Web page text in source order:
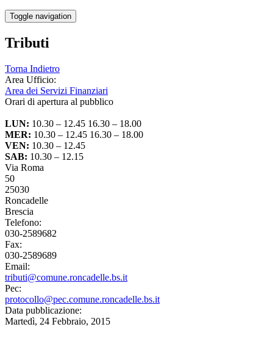
Toggle navigation
Tributi
Torna Indietro
Area Ufficio:
Area dei Servizi Finanziari
Orari di apertura al pubblico
LUN: 10.30 – 12.45 16.30 – 18.00
MER: 10.30 – 12.45 16.30 – 18.00
VEN: 10.30 – 12.45
SAB: 10.30 – 12.15
Via Roma
50
25030
Roncadelle
Brescia
Telefono:
030-2589682
Fax:
030-2589689
Email:
tributi@comune.roncadelle.bs.it
Pec:
protocollo@pec.comune.roncadelle.bs.it
Data pubblicazione:
Martedì, 24 Febbraio, 2015